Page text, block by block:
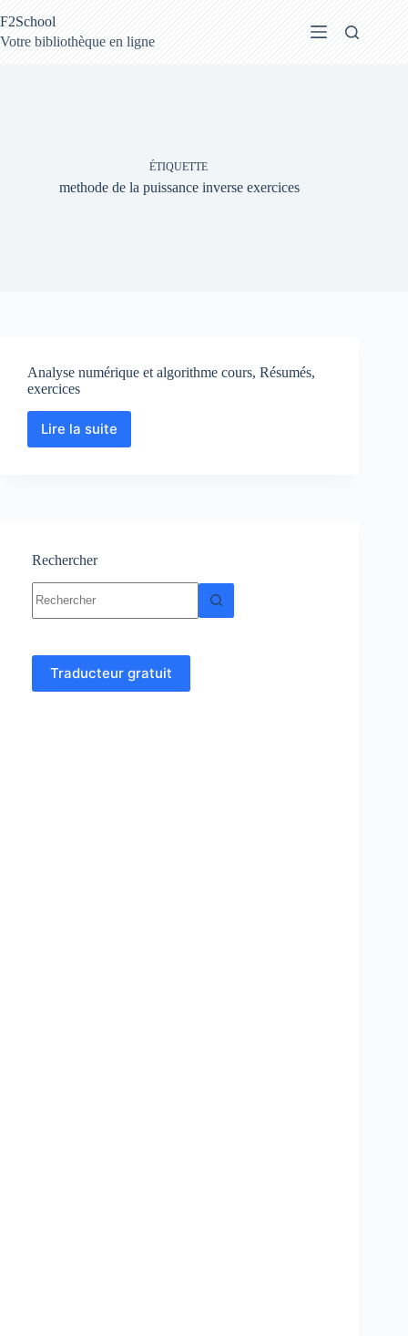
au
contenu
F2School
Votre bibliothèque en ligne
ÉTIQUETTE
methode de la puissance inverse exercices
Analyse numérique et algorithme cours, Résumés,
exercices
Lire la suite
Analyse
Rechercher
résultat
Traducteur gratuit